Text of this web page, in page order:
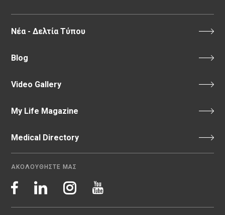
Νέα - Δελτία Τύπου
Blog
Video Gallery
My Life Magazine
Medical Directory
ΑΚΟΛΟΥΘΗΣΤΕ ΜΑΣ